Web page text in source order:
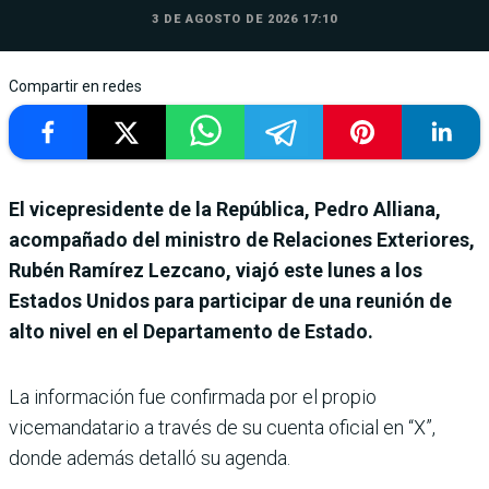
3 DE AGOSTO DE 2026 17:10
Compartir en redes
El vicepresidente de la República, Pedro Alliana,
acompañado del ministro de Relaciones Exteriores,
Rubén Ramírez Lezcano, viajó este lunes a los
Estados Unidos para participar de una reunión de
alto nivel en el Departamento de Estado.
La información fue confirmada por el propio
vicemandatario a través de su cuenta oficial en “X”,
donde además detalló su agenda.